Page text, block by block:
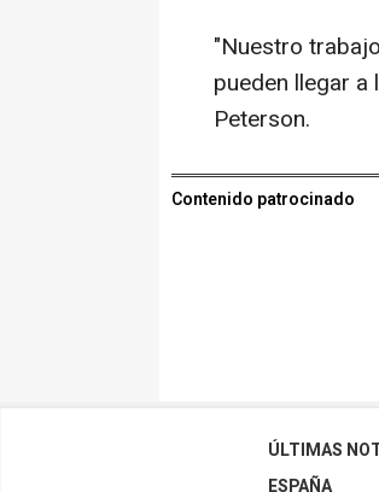
"Nuestro
pueden llegar
Peterson.
Contenido patrocinado
ÚLTIMAS
ESPAÑA